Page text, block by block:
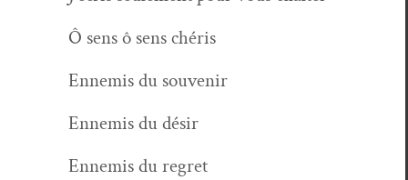
Ô sens ô sens chéris
Enne­mis du souvenir
Enne­mis du désir
Enne­mis du regret